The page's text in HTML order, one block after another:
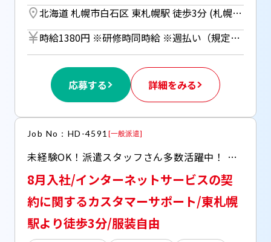
北海道 札幌市白石区 東札幌駅 徒歩3分 (札幌市営東西線)
時給1380円 ※研修時同時給 ※週払い（規定あり）利用OK！（但し、週払い制度は初回2ヵ月間のみ、3ヵ月目以降は月払い制になります。利用についてはご本人様からお仕事紹介時に申請があった場合のみとなります。）
応募する 詳細をみる
Job No：HD-4591 [一般派遣]
未経験OK！派遣スタッフさん多数活躍中！ 〇社内コンビニあり 〇社員食堂(300～500円程度)あり 〇回廊に設けたリフレッシュエリア＆中庭あり 〇充電用コンセント・無料Wi-Fiあり 〇近くにはショッピングセンターあり
8月入社/インターネットサービスの契
約に関するカスタマーサポート/東札幌
駅より徒歩3分/服装自由